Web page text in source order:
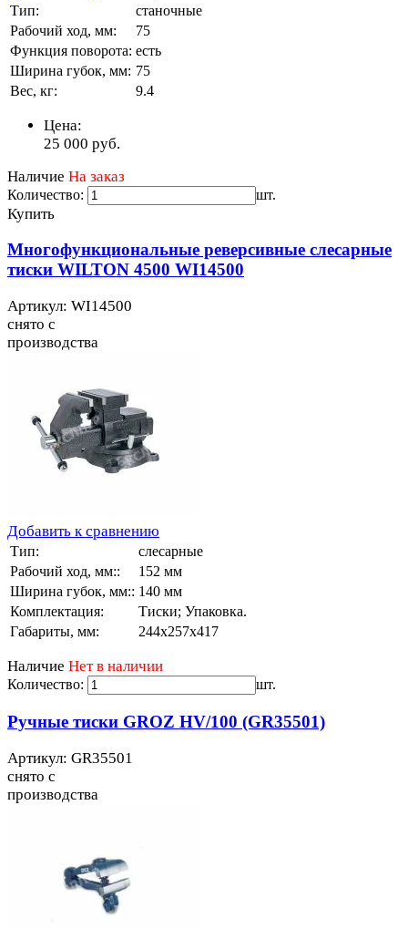
Тип:
станочные
Рабочий ход, мм:
75
Функция поворота: есть
Ширина губок, мм: 75
Вес, кг:
9.4
Цена:
25 000 руб.
Наличие На заказ
Количество: шт.
Купить
Многофункциональные реверсивные слесарные
тиски WILTON 4500 WI14500
Артикул: WI14500
снято с
производства
Добавить к сравнению
Тип:
слесарные
Рабочий ход, мм::
152 мм
Ширина губок, мм:: 140 мм
Комплектация:
Тиски; Упаковка.
Габариты, мм:
244х257х417
Наличие Нет в наличии
Количество: шт.
Ручные тиски GROZ HV/100 (GR35501)
Артикул: GR35501
снято с
производства